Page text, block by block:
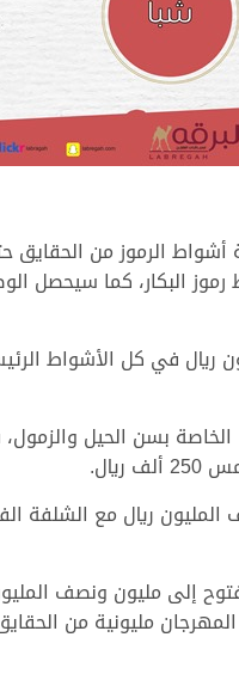
الرموز من الحقايق
إلى مليون ونصف المليون
مليونية من